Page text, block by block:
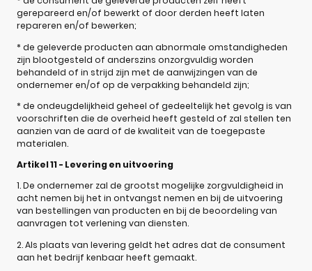
gerepareerd en/of bewerkt of door derden heeft laten
repareren en/of bewerken;
* de geleverde producten aan abnormale omstandigheden
zijn blootgesteld of anderszins onzorgvuldig worden
behandeld of in strijd zijn met de aanwijzingen van de
ondernemer en/of op de verpakking behandeld zijn;
* de ondeugdelijkheid geheel of gedeeltelijk het gevolg is van
voorschriften die de overheid heeft gesteld of zal stellen ten
aanzien van de aard of de kwaliteit van de toegepaste
materialen.
Artikel 11 - Levering en uitvoering
1. De ondernemer zal de grootst mogelijke zorgvuldigheid in
acht nemen bij het in ontvangst nemen en bij de uitvoering
van bestellingen van producten en bij de beoordeling van
aanvragen tot verlening van diensten.
2. Als plaats van levering geldt het adres dat de consument
aan het bedrijf kenbaar heeft gemaakt.